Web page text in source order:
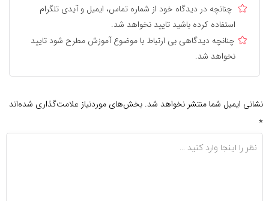
چنانچه در دیدگاه خود از شماره تماس، ایمیل و آیدی تلگرام
استفاده کرده باشید تایید نخواهد شد.
چنانچه دیدگاهی بی ارتباط با موضوع آموزش مطرح شود تایید
نخواهد شد.
نشانی ایمیل شما منتشر نخواهد شد. بخش‌های موردنیاز علامت‌گذاری شده‌اند
*